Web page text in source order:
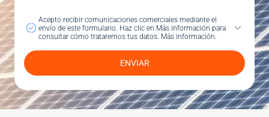
Acepto recibir comunicaciones comerciales mediante el
envío de este formulario. Haz clic en Más información para
consultar cómo trataremos tus datos. Más información.
ENVIAR